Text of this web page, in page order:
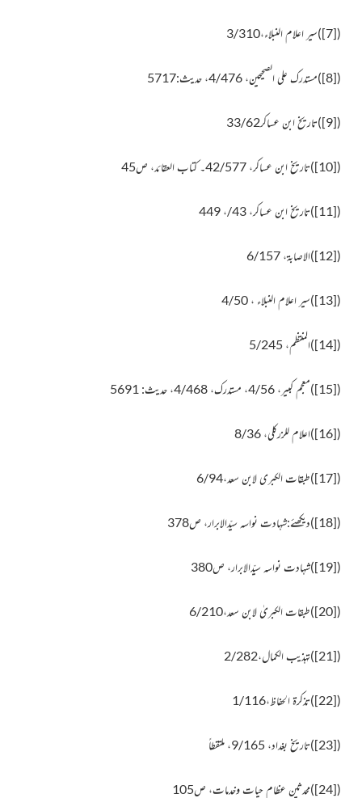
(
[7]
)سیر اعلام النبلاء،3/310
(
[8])مستدرک علی الصحیحین، 4/476، حدیث:5717
(
[9])تاریخ ابن عساکر33/62
(
[10])تاریخ ابن عساکر، 42/577۔ کتاب العقائد، ص45
(
[11]
)تاریخ ابن عساکر، 43/، 449
(
[12]
)الاصابۃ، 6/157
(
[13])سیر اعلام النبلاء ، 4/50
(
[14])المنتظم، 5/245
(
[15])معجم کبیر، 4/56، مستدرک، 4/468، حدیث: 5691
(
[16]
)اعلام للزرکلی، 8/36
(
[17]
)طبقات الکبری لابن سعد،6/94
(
[18]
)دیکھئے:شہادت نواسہ سیّدالابرار، ص378
(
[19]
)شہادت نواسہ سیّدالابرار، ص380
(
[20]
)طبقات الکبریٰ لابن سعد،6/210
(
[21]
)تہذیب الکمال،2/282
(
[22]
)تذکرة الحفاظ،1/116
(
[23]
)تاریخ بغداد، 9/165، ملتقطاً
(
[24]
)محدثین عظام حیات وخدمات، ص105